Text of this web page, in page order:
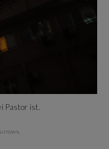
Pastor ist.